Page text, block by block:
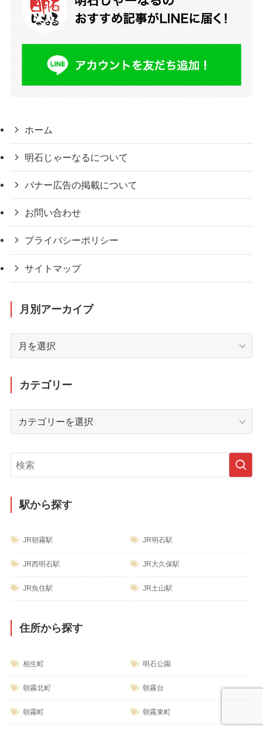
ホーム
明石じゃーなるについて
バナー広告の掲載について
お問い合わせ
プライバシーポリシー
サイトマップ
月別アーカイブ
イ
ブ
カテゴリー
リ
ー
駅から探す
JR朝霧駅 JR明石駅
JR西明石駅 JR大久保駅
JR魚住駅 JR土山駅
住所から探す
相生町 明石公園
朝霧北町 朝霧台
朝霧町 朝霧東町